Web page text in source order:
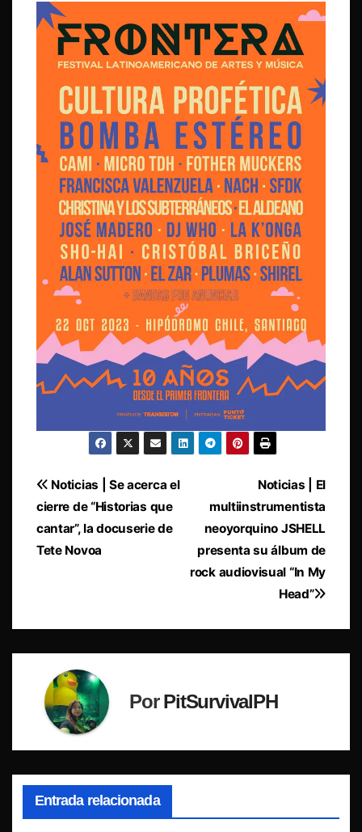
Navegación
de
entradas
Noticias | El
multiinstrumentista
neoyorquino JSHELL
presenta su álbum de
rock audiovisual “In My
Head”
Noticias | Se acerca el
cierre de “Historias que
cantar”, la docuserie de
Tete Novoa
PorPitSurvivalPH
Entrada relacionada